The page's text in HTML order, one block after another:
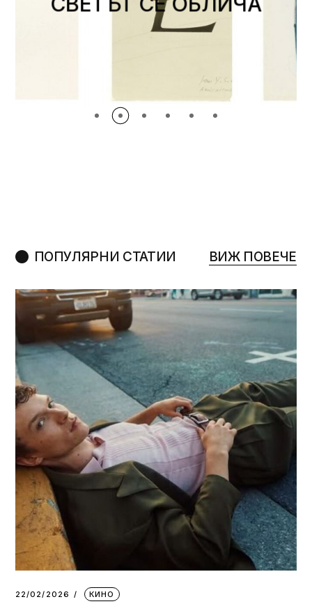
ПОПУЛЯРНИ СТАТИИ ВИЖ ПОВЕЧЕ
22/02/2026 КИНО